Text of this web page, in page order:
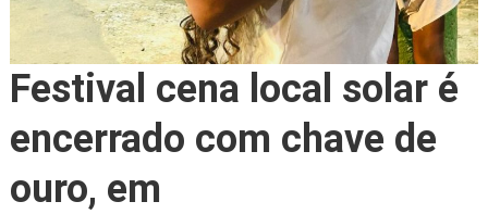
Festival cena local solar é
encerrado com chave de
ouro, em